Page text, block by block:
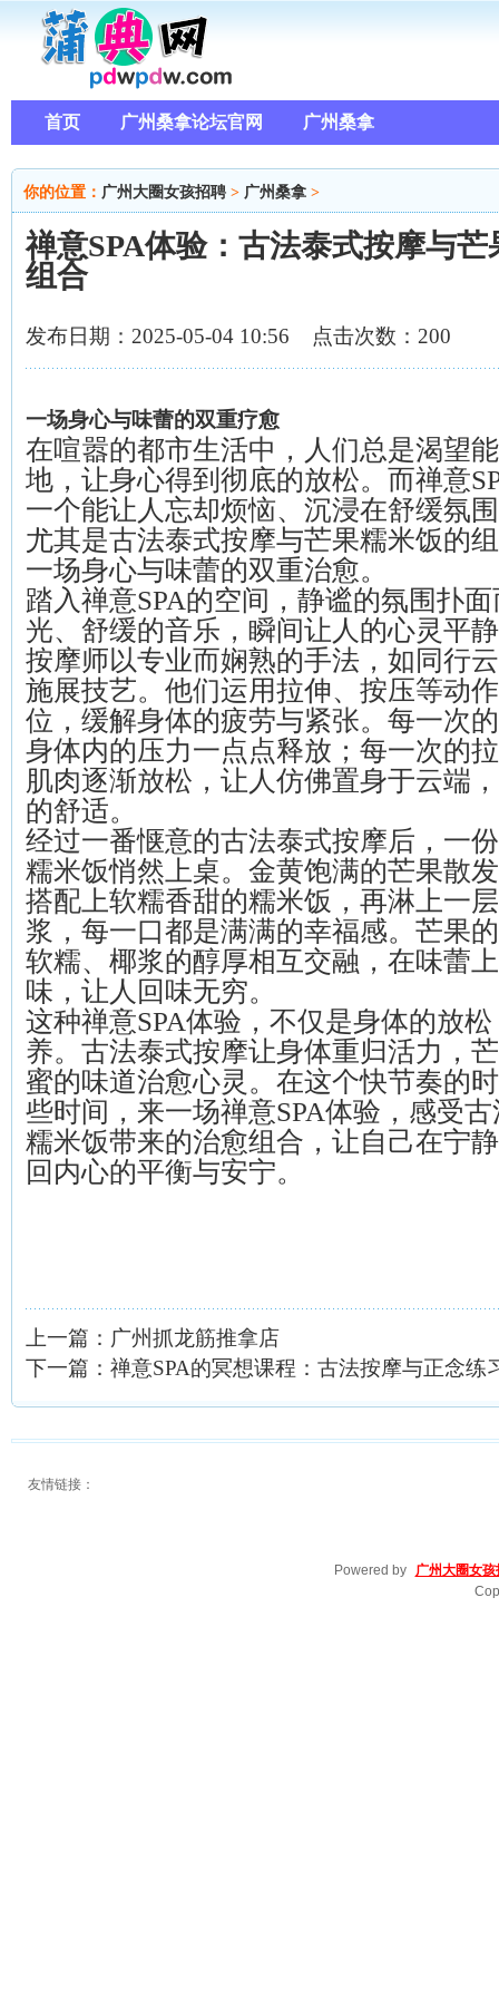
首页 广州桑拿论坛官网 广州桑拿
你的位置： 广州大圈女孩招聘 > 广州桑拿 >
禅意SPA体验：古法泰式按摩与
组合
发布日期：2025-05-04 10:56 点击次数：200
一场身心与味蕾的双重疗愈
在喧嚣的都市生活中，人们总是渴望
地，让身心得到彻底的放松。而禅意
一个能让人忘却烦恼、沉浸在舒缓氛
尤其是古法泰式按摩与芒果糯米饭的
一场身心与味蕾的双重治愈。
踏入禅意SPA的空间，静谧的氛围扑
光、舒缓的音乐，瞬间让人的心灵平
按摩师以专业而娴熟的手法，如同行
施展技艺。他们运用拉伸、按压等动
位，缓解身体的疲劳与紧张。每一次
身体内的压力一点点释放；每一次的
肌肉逐渐放松，让人仿佛置身于云端
的舒适。
经过一番惬意的古法泰式按摩后，一
糯米饭悄然上桌。金黄饱满的芒果散
搭配上软糯香甜的糯米饭，再淋上一
浆，每一口都是满满的幸福感。芒果
软糯、椰浆的醇厚相互交融，在味蕾
味，让人回味无穷。
这种禅意SPA体验，不仅是身体的放
养。古法泰式按摩让身体重归活力，
蜜的味道治愈心灵。在这个快节奏的
些时间，来一场禅意SPA体验，感受
糯米饭带来的治愈组合，让自己在宁
回内心的平衡与安宁。
上一篇： 广州抓龙筋推拿店
下一篇： 禅意SPA的冥想课程：古法按摩与正念练
友情链接：
Powered by
广州大圈女孩